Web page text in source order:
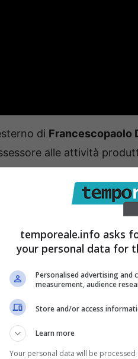
di Francescopaolo
alle attività
stato inserito
fino al 31 dicembre,
come già anticipato
hanno portato a
della Provincia di
Elettorale, Igiene,
dei Revisori dei
temporeale.info asks
your personal data for
Personalised advertising
measurement, audience
Store and/or access
Learn more
Your personal data will be